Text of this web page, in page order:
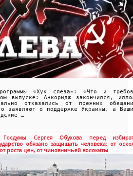
«Хук слева»: «Что и
выпуске: Анкоридж закончился,
отказались от прежних
заявляют о поддержке Украины, а
…
Госдумы Сергея Обухова перед
обязано защищать человека: от
роста цен, от чиновничьей волокиты